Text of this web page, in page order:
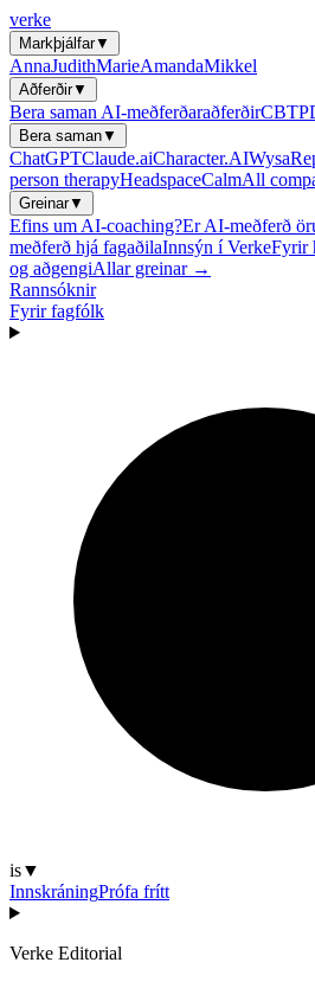
verke
Markþjálfar▼
AnnaJudithMarieAmandaMikkel
Aðferðir▼
Bera saman AI-meðferðaraðferðirCBT
Bera saman▼
ChatGPTClaude.aiCharacter.AIWysa
person therapyHeadspaceCalmAll
Greinar▼
Efins um AI-coaching?Er AI-meðferð
meðferð hjá fagaðilaInnsýn í VerkeFyrir
og aðgengiAllar greinar →
Rannsóknir
Fyrir fagfólk
is▼
InnskráningPrófa frítt
Verke Editorial